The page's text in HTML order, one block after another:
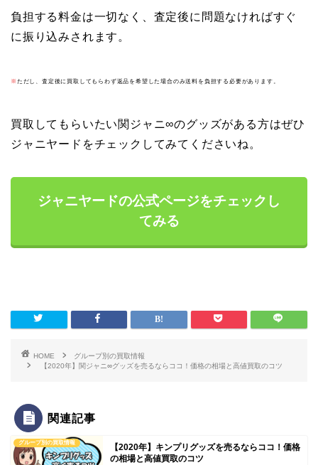
負担する料金は一切なく、査定後に問題なければすぐ
に振り込みされます。
※ ただし、査定後に買取してもらわず返品を希望した場合のみ送料を負担する必要があります。
買取してもらいたい関ジャニ∞のグッズがある方はぜひ
ジャニヤードをチェックしてみてくださいね。
ジャニヤードの公式ページをチェックし
てみる
HOME
グループ別の買取情報
【2020年】関ジャニ∞グッズを売るならココ！価格の相場と高値買取のコツ
関連記事
グループ別の買取情報
【2020年】キンプリグッズを売るならココ！価格
の相場と高値買取のコツ